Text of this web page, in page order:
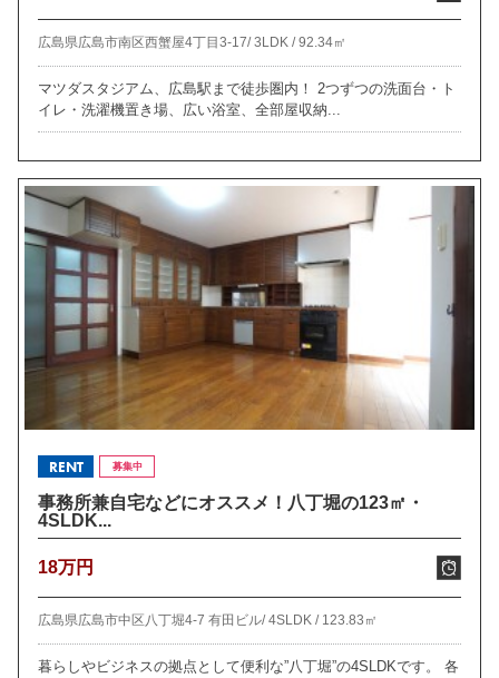
広島県広島市南区西蟹屋4丁目3-17/3LDK /92.34㎡
マツダスタジアム、広島駅まで徒歩圏内！ 2つずつの洗面台・ト
イレ・洗濯機置き場、広い浴室、全部屋収納...
RENT 募集中
事務所兼自宅などにオススメ！八丁堀の123㎡・
4SLDK...
18万円
広島県広島市中区八丁堀4-7 有田ビル/4SLDK / 123.83㎡
暮らしやビジネスの拠点として便利な”八丁堀”の4SLDKです。 各